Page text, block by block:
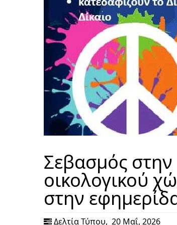
Σεβασμός
οικολογικού
στην
Δελτία Τύπου, 20 Μαΐ, 2026